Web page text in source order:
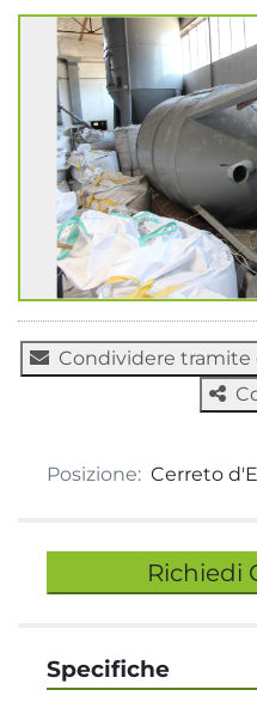
Condividere tramite
Posizione: Cerreto
Richiedi
Specifiche